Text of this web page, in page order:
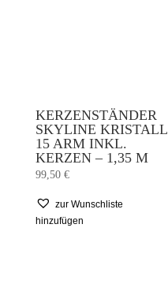
KERZENSTÄNDER
SKYLINE KRISTALL
15 ARM INKL.
KERZEN – 1,35 M
99,50 €
zur Wunschliste
hinzufügen